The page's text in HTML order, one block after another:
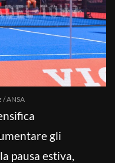
/ ANSA
gli
pausa estiva,